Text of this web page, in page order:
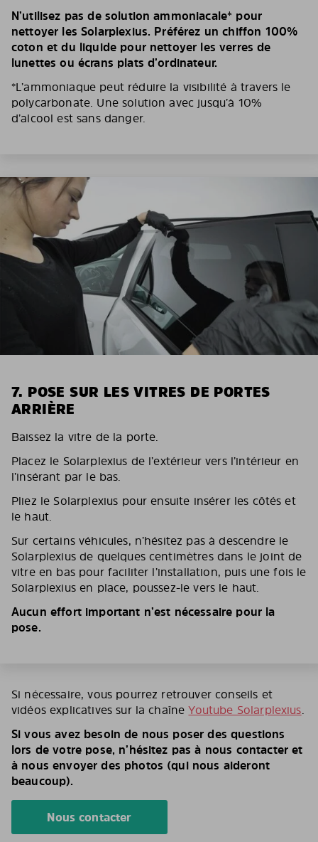
N’utilisez pas de solution ammoniacale* pour
nettoyer les Solarplexius. Préférez un chiffon 100%
coton et du liquide pour nettoyer les verres de
lunettes ou écrans plats d’ordinateur.
*L’ammoniaque peut réduire la visibilité à travers le
polycarbonate. Une solution avec jusqu’à 10%
d’alcool est sans danger.
7. POSE SUR LES VITRES DE PORTES
ARRIÈRE
Baissez la vitre de la porte.
Placez le Solarplexius de l’extérieur vers l’intérieur en
l’insérant par le bas.
Pliez le Solarplexius pour ensuite insérer les côtés et
le haut.
Sur certains véhicules, n’hésitez pas à descendre le
Solarplexius de quelques centimètres dans le joint de
vitre en bas pour faciliter l’installation, puis une fois le
Solarplexius en place, poussez-le vers le haut.
Aucun effort important n’est nécessaire pour la
pose.
Si nécessaire, vous pourrez retrouver conseils et
vidéos explicatives sur la chaîneYoutube Solarplexius.
Si vous avez besoin de nous poser des questions
lors de votre pose, n’hésitez pas à nous contacter et
à nous envoyer des photos (qui nous aideront
beaucoup).
Nous contacter